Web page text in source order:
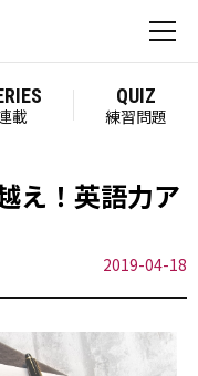
載
QUIZ
練習問題
え！英語力ア
2019-04-18